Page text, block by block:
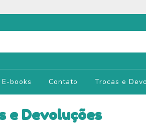
books Contato Trocas e
e Devoluções